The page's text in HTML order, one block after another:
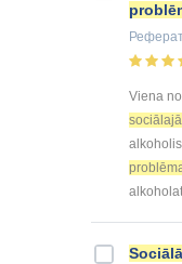
Viena no